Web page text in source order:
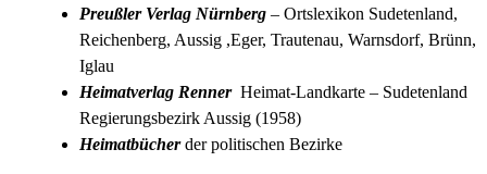
Preußler Verlag Nürnberg – Ortslexikon Sudetenland,
Reichenberg, Aussig ,Eger, Trautenau, Warnsdorf, Brünn,
Iglau
Heimatverlag Renner Heimat-Landkarte – Sudetenland
Regierungsbezirk Aussig (1958)
Heimatbücherder politischen Bezirke